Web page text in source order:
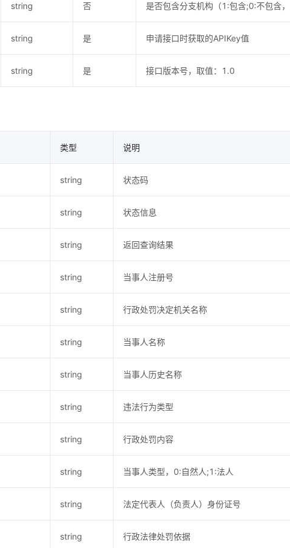
string 否 是否包含分支机构（1:包含;0:不包含，
string 是 申请接口时获取的APIKey值
string 是 接口版本号，取值：1.0
类型 说明
string 状态码
string 状态信息
string 返回查询结果
string 当事人注册号
string 行政处罚决定机关名称
string 当事人名称
string 当事人历史名称
string 违法行为类型
string 行政处罚内容
string 当事人类型，0:自然人;1:法人
string 法定代表人（负责人）身份证号
string 行政法律处罚依据